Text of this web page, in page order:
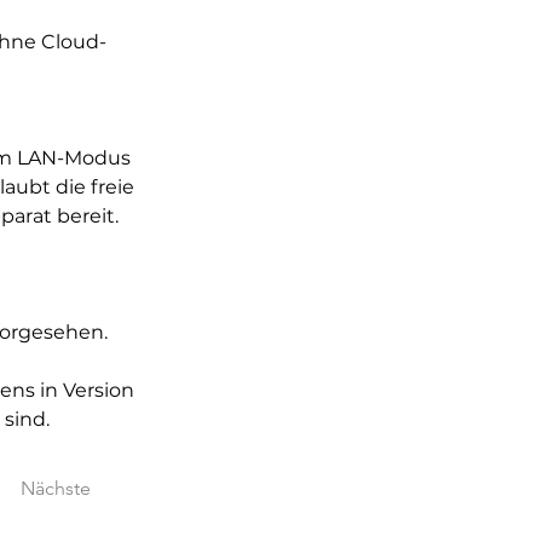
Cloud-
LAN-Modus
die freie
bereit.
in Version
sind.
Nächste